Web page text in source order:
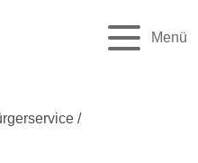
Menü
/